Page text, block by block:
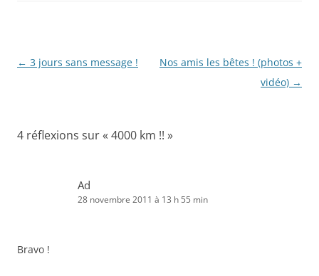
Navigation
← 3 jours sans message !
Nos amis les bêtes ! (photos +
vidéo) →
4 réflexions sur « 4000 km !! »
Ad
28 novembre 2011 à 13 h 55 min
Bravo !